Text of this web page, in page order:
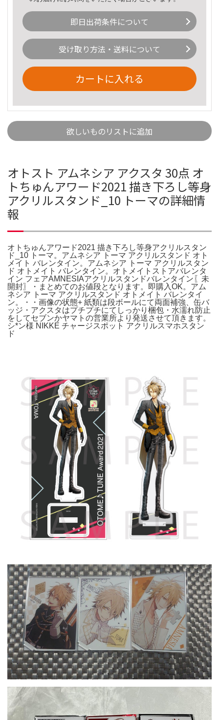
即日出荷条件について
受け取り方法・送料について
カートに入れる
欲しいものリストに追加
オトスト アムネシア アクスタ 30点 オ
トちゅんアワード2021 描き下ろし等身
アクリルスタンド_10 トーマの詳細情
報
オトちゅんアワード2021 描き下ろし等身アクリルスタン
ド_10 トーマ。アムネシア トーマ アクリルスタンド オト
メイト バレンタイン。アムネシア トーマ アクリルスタン
ド オトメイト バレンタイン。オトメイトストアバレンタ
イン フェアAMNESIAアクリルスタンドバレンタイン〖未
開封〗・まとめてのお値段となります。即購入OK。アム
ネシア トーマ アクリルスタンド オトメイト バレンタイ
ン。・・画像の状態+ 紙類は段ボールにて両面補強、缶バ
ッジ・アクスタはプチプチにてしっかり梱包・水濡れ防止
をしてセブンかヤマトの営業所より発送させて頂きます。
シ*ン様 NIKKE チャージスポット アクリルスマホスタン
ド